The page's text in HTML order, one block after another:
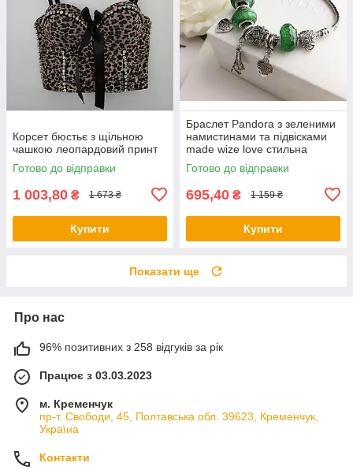
Корсет бюстьє з щільною
чашкою леопардовий принт
Готово до відправки
1 003,80 ₴ 1 673 ₴
Купити
Браслет Pandora з зеленими
намистинами та підвісками
made wize love стильна
прикраса
Готово до відправки
695,40 ₴ 1 159 ₴
Купити
Показати ще
Про нас
96% позитивних з 258 відгуків за рік
Працює з 03.03.2023
м. Кременчук
пр-т. Свободи, 45, Полтавська обл. 39623, Кременчук,
Україна
Контакти